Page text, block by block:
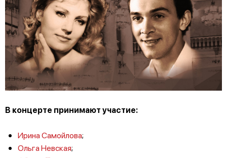
В концерте принимают участие:
Ирина Самойлова;
Ольга Невская;